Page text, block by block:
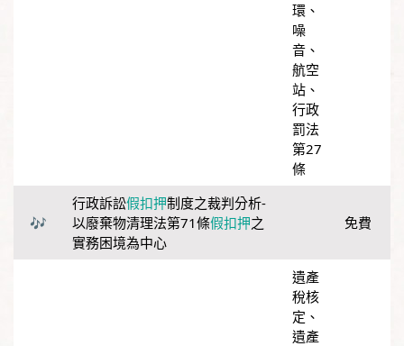
環 、
噪
音 、
航空
站 、
行政
罰法
第27
條
行政訴訟假扣押制度之裁判分析-
以廢棄物清理法第71條假扣押之
實務困境為中心
免費
遺產
稅核
定 、
遺產